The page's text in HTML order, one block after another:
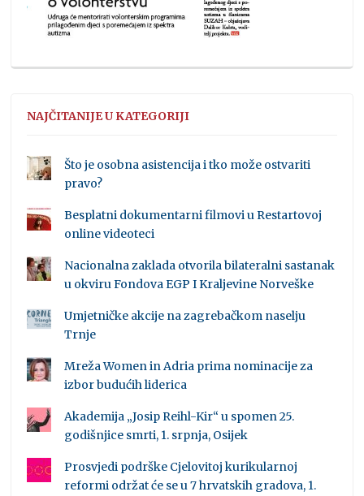
NAJČITANIJE U KATEGORIJI
Što je osobna asistencija i tko može ostvariti
pravo?
Besplatni dokumentarni filmovi u Restartovoj
online videoteci
Nacionalna zaklada otvorila bilateralni sastanak
u okviru Fondova EGP I Kraljevine Norveške
Umjetničke akcije na zagrebačkom naselju
Trnje
Mreža Women in Adria prima nominacije za
izbor budućih liderica
Akademija „Josip Reihl-Kir“ u spomen 25.
godišnjice smrti, 1. srpnja, Osijek
Prosvjedi podrške Cjelovitoj kurikularnoj
reformi održat će se u 7 hrvatskih gradova, 1.